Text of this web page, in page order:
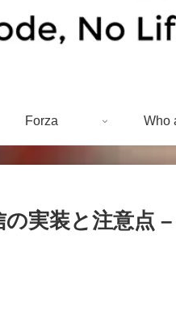
Forza Who
実装と注意点